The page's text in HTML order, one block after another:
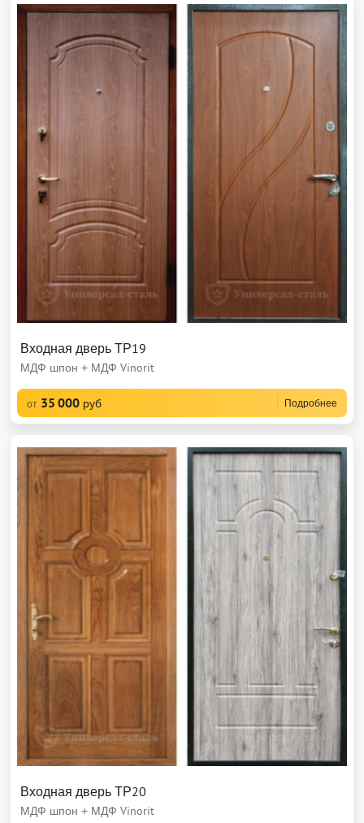
Входная дверь ТР19
МДФ шпон + МДФ Vinorit
от 35 000 руб Подробнее
Входная дверь ТР20
МДФ шпон + МДФ Vinorit